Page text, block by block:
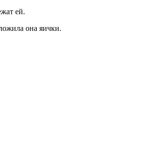
ей.
она яички.